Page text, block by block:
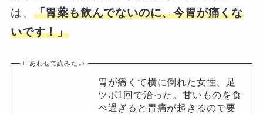
は、 「胃薬も飲んでないのに、今胃が痛くな
いです！」
あわせて読みたい
胃が痛くて横に倒れた女性、足
ツボ1回で治った。甘いものを食
べ過ぎると胃痛が起きるので要